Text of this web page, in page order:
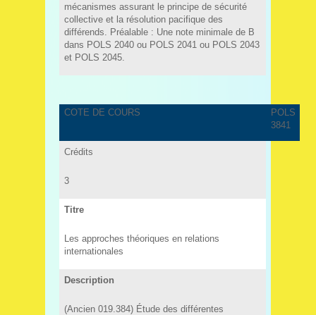
mécanismes assurant le principe de sécurité
collective et la résolution pacifique des
différends. Préalable : Une note minimale de B
dans POLS 2040 ou POLS 2041 ou POLS 2043
et POLS 2045.
COTE DE COURS
POLS
3841
Crédits
3
Titre
Les approches théoriques en relations
internationales
Description
(Ancien 019.384) Étude des différentes